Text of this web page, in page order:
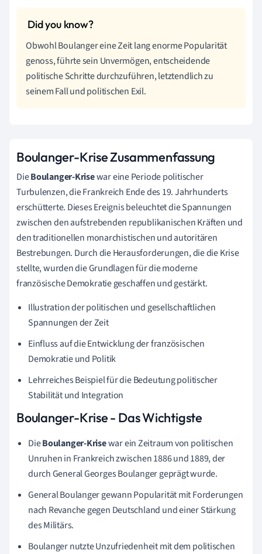
Obwohl Boulanger eine Zeit lang enorme Popularität
genoss, führte sein Unvermögen, entscheidende
politische Schritte durchzuführen, letztendlich zu
seinem Fall und politischen Exil.
Boulanger-Krise Zusammenfassung
DieBoulanger-Krisewar eine Periode politischer
Turbulenzen, die Frankreich Ende des 19. Jahrhunderts
erschütterte. Dieses Ereignis beleuchtet die Spannungen
zwischen den aufstrebenden republikanischen Kräften und
den traditionellen monarchistischen und autoritären
Bestrebungen. Durch die Herausforderungen, die die Krise
stellte, wurden die Grundlagen für die moderne
französische Demokratie geschaffen und gestärkt.
Illustration der politischen und gesellschaftlichen
Spannungen der Zeit
Einfluss auf die Entwicklung der französischen
Demokratie und Politik
Lehrreiches Beispiel für die Bedeutung politischer
Stabilität und Integration
Boulanger-Krise - Das Wichtigste
DieBoulanger-Krisewar ein Zeitraum von politischen
Unruhen in Frankreich zwischen 1886 und 1889, der
durch General Georges Boulanger geprägt wurde.
General Boulanger gewann Popularität mit Forderungen
nach Revanche gegen Deutschland und einer Stärkung
des Militärs.
Boulanger nutzte Unzufriedenheit mit dem politischen